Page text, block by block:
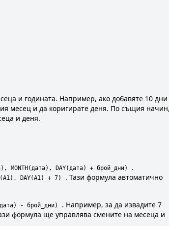
и годината. Например, ако добавяте 10 дни
месец и да коригирате деня. По същия начин,
и деня.
MONTH(дата), DAY(дата) + брой_дни)
.
DAY(A1) + 7)
. Тази формула автоматично
- брой_дни)
. Например, за да извадите 7
формула ще управлява смените на месеца и